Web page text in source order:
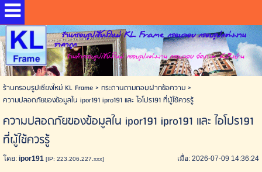
ร้านกรอบรูปเชียงใหม่ KL Frame กรอบลอย กรอบรูปแต่งงาน
ราคาถูก
ร้านทำกรอบรูปเชียงใหม่ กรอบรูปแต่งงาน กรอบลอย อัดภาพ ส่งถึงบ้าน
ร้านกรอบรูปเชียงใหม่ KL Frame> กระดานถามตอบฝากข้อความ>
ความปลอดภัยของข้อมูลใน ipor191 ipro191 และ ไอโปร191 ที่ผู้ใช้ควรรู้
ความปลอดภัยของข้อมูลใน ipor191 ipro191 และ ไอโปร191
ที่ผู้ใช้ควรรู้
โดย:ipor191 [IP: 223.206.227.xxx] เมื่อ: 2026-07-09 14:36:24